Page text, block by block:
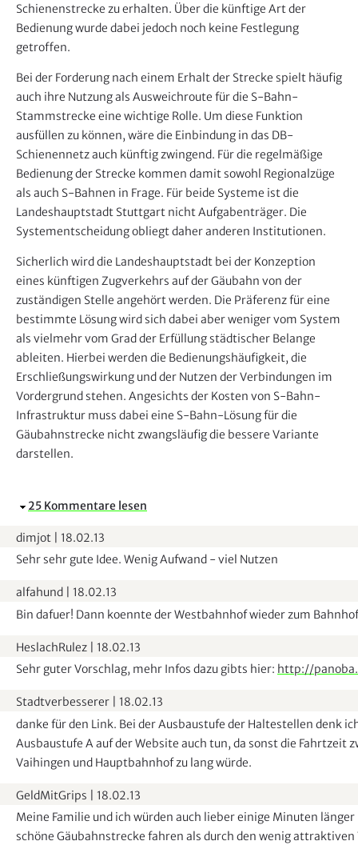
Schienenstrecke zu erhalten. Über die künftige Art der
Bedienung wurde dabei jedoch noch keine Festlegung
getroffen.
Bei der Forderung nach einem Erhalt der Strecke spielt häufig
auch ihre Nutzung als Ausweichroute für die S-Bahn-
Stammstrecke eine wichtige Rolle. Um diese Funktion
ausfüllen zu können, wäre die Einbindung in das DB-
Schienennetz auch künftig zwingend. Für die regelmäßige
Bedienung der Strecke kommen damit sowohl Regionalzüge
als auch S-Bahnen in Frage. Für beide Systeme ist die
Landeshauptstadt Stuttgart nicht Aufgabenträger. Die
Systementscheidung obliegt daher anderen Institutionen.
Sicherlich wird die Landeshauptstadt bei der Konzeption
eines künftigen Zugverkehrs auf der Gäubahn von der
zuständigen Stelle angehört werden. Die Präferenz für eine
bestimmte Lösung wird sich dabei aber weniger vom System
als vielmehr vom Grad der Erfüllung städtischer Belange
ableiten. Hierbei werden die Bedienungshäufigkeit, die
Erschließungswirkung und der Nutzen der Verbindungen im
Vordergrund stehen. Angesichts der Kosten von S-Bahn-
Infrastruktur muss dabei eine S-Bahn-Lösung für die
Gäubahnstrecke nicht zwangsläufig die bessere Variante
darstellen.
A
s
b
e
n
25 Kommentare lesen
dimjot
18.02.13
Sehr sehr gute Idee. Wenig Aufwand - viel Nutzen
alfahund
18.02.13
Bin dafuer! Dann koennte der Westbahnhof wieder zum
HeslachRulez
18.02.13
Sehr guter Vorschlag, mehr Infos dazu gibts hier: http://
Stadtverbesserer
18.02.13
danke für den Link. Bei der Ausbaustufe der Haltestellen denk
Ausbaustufe A auf der Website auch tun, da sonst die Fahrtzeit
Vaihingen und Hauptbahnhof zu lang würde.
GeldMitGrips
18.02.13
Meine Familie und ich würden auch lieber einige Minuten länger
schöne Gäubahnstrecke fahren als durch den wenig attraktiven